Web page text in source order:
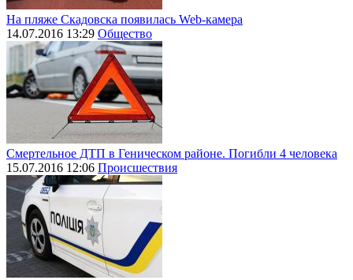
На пляже Скадовска появилась Web-камера
14.07.2016 13:29 Общество
Смертельное ДТП в Геническом районе. Погибли 4 человека
15.07.2016 12:06 Происшествия